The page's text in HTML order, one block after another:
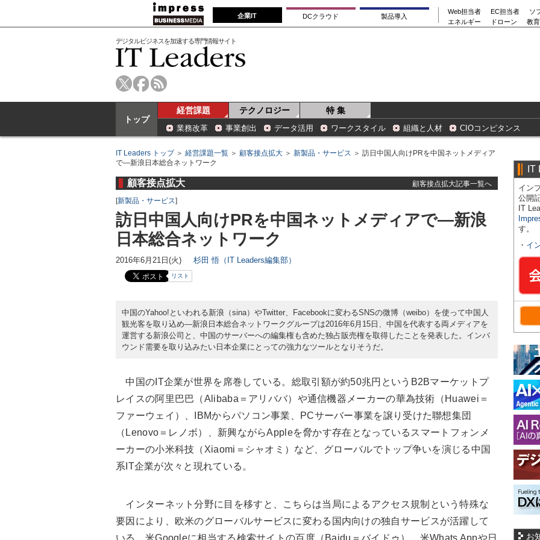
企業IT DCクラウド 製品導入
Web担当者 EC担当者
ソ
エネルギー
ドローン 教
デジタルビジネスを加速する専門情報サイト
トップ
経営課題 テクノロジー 特 集
業務改革 事業創出 データ活用 ワークスタイル 組織と人材 CIOコンピタンス
IT Leaders トップ＞ 経営課題一覧 ＞ 顧客接点拡大 ＞ 新製品・サービス ＞ 訪日中国人向けPRを中国ネットメディア
で―新浪日本総合ネットワーク
顧客接点拡大
顧客接点拡大記事一覧へ
[新製品・サービス]
訪日中国人向けPRを中国ネットメディアで―新浪
日本総合ネットワーク
2016年6月21日(火) 杉田 悟（IT Leaders編集部）
リスト
中国のYahoo!といわれる新浪（sina）やTwitter、Facebookに変わるSNSの微博（weibo）を使って中国人
観光客を取り込め―新浪日本総合ネットワークグループは2016年6月15日、中国を代表する両メディアを
運営する新浪公司と、中国のサーバーへの編集権も含めた独占販売権を取得したことを発表した。インバ
ウンド需要を取り込みたい日本企業にとっての強力なツールとなりそうだ。
中国のIT企業が世界を席巻している。総取引額が約50兆円というB2Bマーケットプ
レイスの阿里巴巴（Alibaba＝アリババ）や通信機器メーカーの華為技術（Huawei＝
ファーウェイ）、IBMからパソコン事業、PCサーバー事業を譲り受けた聯想集団
（Lenovo＝レノボ）、新興ながらAppleを脅かす存在となっているスマートフォンメ
ーカーの小米科技（Xiaomi＝シャオミ）など、グローバルでトップ争いを演じる中国
系IT企業が次々と現れている。
インターネット分野に目を移すと、こちらは当局によるアクセス規制という特殊な
要因により、欧米のグローバルサービスに変わる国内向けの独自サービスが活躍して
IT
イン
公開
IT
す。
・ イ
お